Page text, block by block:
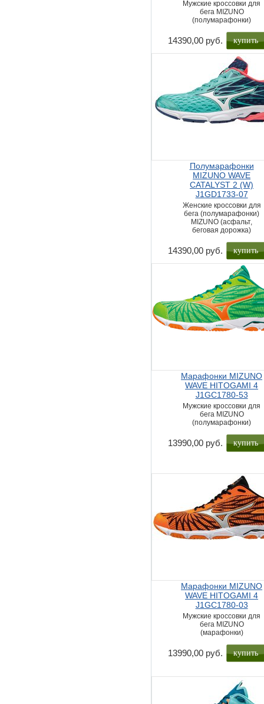
Мужские кроссовки для
бега MIZUNO
(полумарафонки)
14390,00 руб. купить
Полумарафонки
MIZUNO WAVE
CATALYST 2 (W)
J1GD1733-07
Женские кроссовки для
бега (полумарафонки)
MIZUNO (асфальт,
беговая дорожка)
14390,00 руб. купить
Марафонки MIZUNO
WAVE HITOGAMI 4
J1GC1780-53
Мужские кроссовки для
бега MIZUNO
(полумарафонки)
13990,00 руб. купить
Марафонки MIZUNO
WAVE HITOGAMI 4
J1GC1780-03
Мужские кроссовки для
бега MIZUNO
(марафонки)
13990,00 руб. купить